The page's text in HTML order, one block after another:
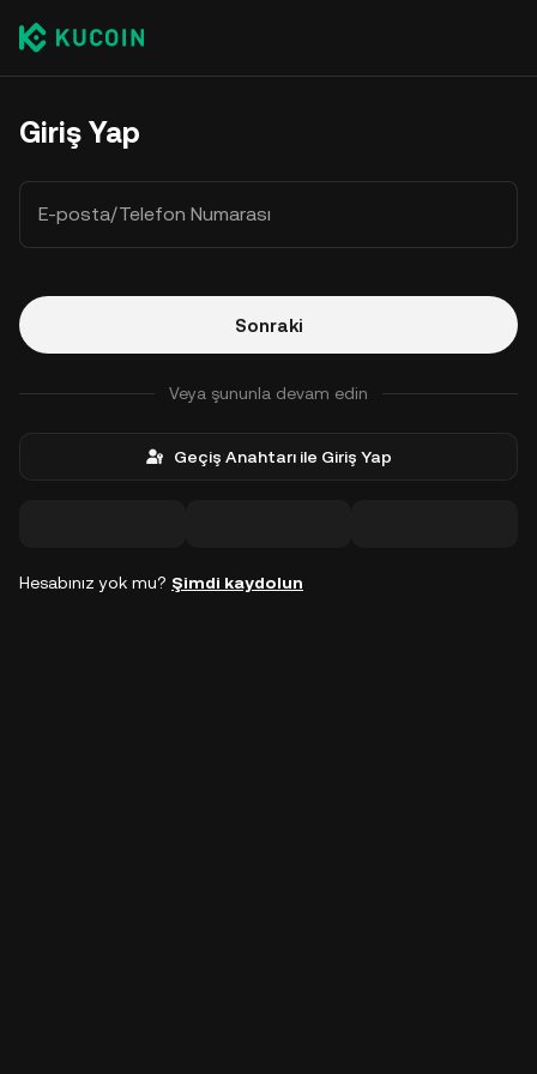
Giriş Yap
E-posta/Telefon Numarası
Sonraki
Veya şununla devam edin
Geçiş Anahtarı ile Giriş Yap
Hesabınız yok mu? Şimdi kaydolun